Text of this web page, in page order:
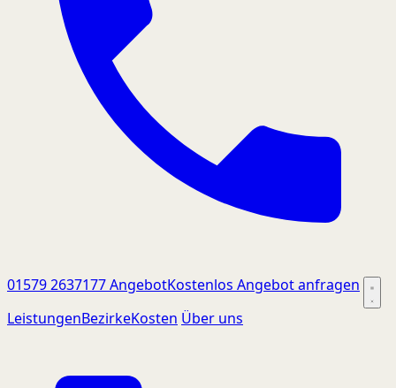
01579 2637177AngebotKostenlos Angebot anfragen
LeistungenBezirkeKosten Über uns